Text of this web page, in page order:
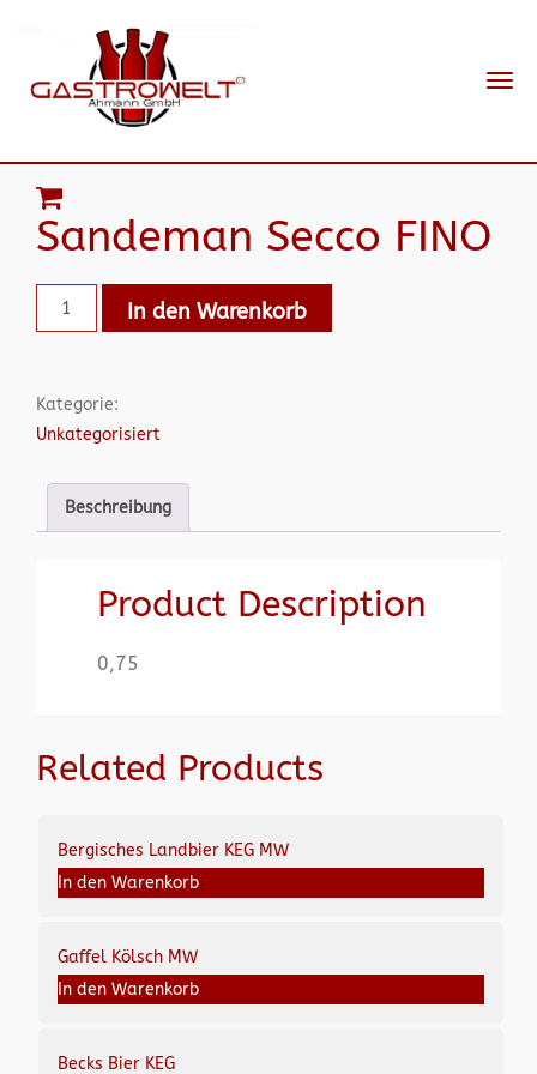
Sandeman Secco FINO
In den Warenkorb
Kategorie:
Unkategorisiert
Beschreibung
Product Description
0,75
Related Products
Bergisches Landbier KEG MW
In den Warenkorb
Gaffel Kölsch MW
In den Warenkorb
Becks Bier KEG